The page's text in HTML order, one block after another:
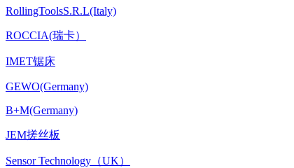
RollingToolsS.R.L(Italy)
ROCCIA(瑞卡）
IMET锯床
GEWO(Germany)
B+M(Germany)
JEM搓丝板
Sensor Technology（UK）